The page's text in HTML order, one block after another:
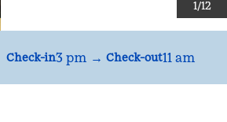
1/12
Check-in3 pm → Check-out11 am